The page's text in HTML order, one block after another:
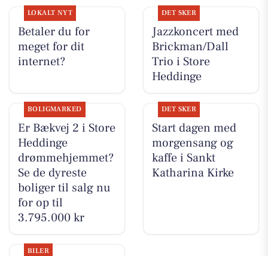
LOKALT NYT
Betaler du for
meget for dit
internet?
DET SKER
Jazzkoncert med
Brickman/Dall
Trio i Store
Heddinge
BOLIGMARKED
Er Bækvej 2 i Store
Heddinge
drømmehjemmet?
Se de dyreste
boliger til salg nu
for op til
3.795.000 kr
DET SKER
Start dagen med
morgensang og
kaffe i Sankt
Katharina Kirke
BILER